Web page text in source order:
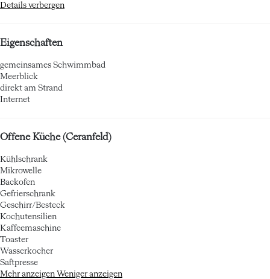
Details verbergen
Eigenschaften
gemeinsames Schwimmbad
Meerblick
direkt am Strand
Internet
Offene Küche (Ceranfeld)
Kühlschrank
Mikrowelle
Backofen
Gefrierschrank
Geschirr/Besteck
Kochutensilien
Kaffeemaschine
Toaster
Wasserkocher
Saftpresse
Mehr anzeigen Weniger anzeigen